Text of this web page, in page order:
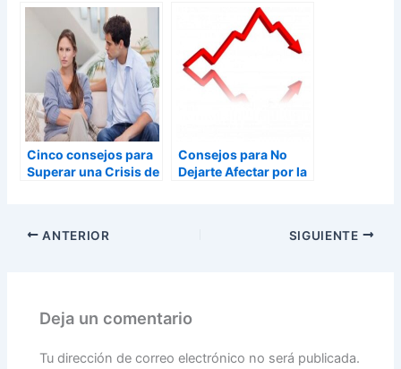
Cinco consejos para
Superar una Crisis de
Consejos para No
Dejarte Afectar por la
ANTERIOR SIGUIENTE
Deja un comentario
Tu dirección de correo electrónico no será publicada.